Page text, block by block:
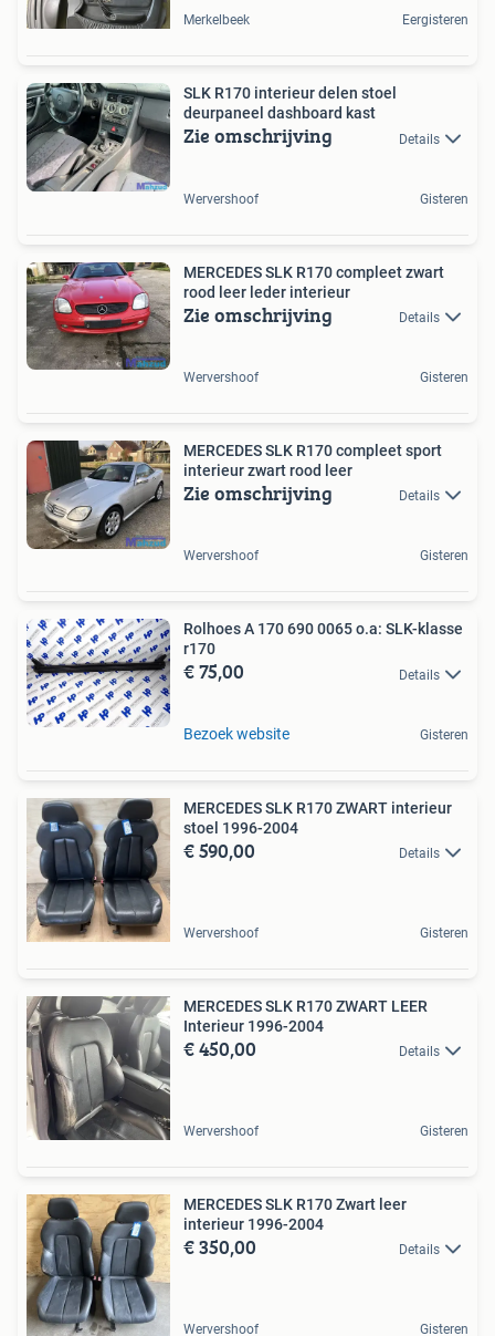
Merkelbeek Eergisteren
SLK R170 interieur delen stoel
deurpaneel dashboard kast
Zie omschrijving Details
Wervershoof Gisteren
MERCEDES SLK R170 compleet zwart
rood leer leder interieur
Zie omschrijving Details
Wervershoof Gisteren
MERCEDES SLK R170 compleet sport
interieur zwart rood leer
Zie omschrijving Details
Wervershoof Gisteren
Rolhoes A 170 690 0065 o.a: SLK-klasse
r170
€ 75,00 Details
Bezoek website Gisteren
MERCEDES SLK R170 ZWART interieur
stoel 1996-2004
€ 590,00 Details
Wervershoof Gisteren
MERCEDES SLK R170 ZWART LEER
Interieur 1996-2004
€ 450,00 Details
Wervershoof Gisteren
MERCEDES SLK R170 Zwart leer
interieur 1996-2004
€ 350,00 Details
Wervershoof Gisteren